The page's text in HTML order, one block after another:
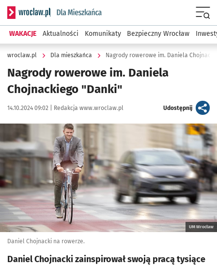
Serwis informacyjny wroclaw.pl podserwis: Dla mieszkańca
WAKACJE Aktualności Komunikaty Bezpieczny Wrocław
wroclaw.pl Dla mieszkańca Nagrody rowerowe im. Daniela
Nagrody rowerowe im. Daniela
Chojnackiego "Danki"
Data publikacji:
14.10.2024 09:02 | Autor:
Redakcja www.wroclaw.pl Udostępnijartykuł
Kliknij, aby powiększyć
UM Wrocław
Daniel Chojnacki na rowerze.
Daniel Chojnacki zainspirował swoją pracą tysiące